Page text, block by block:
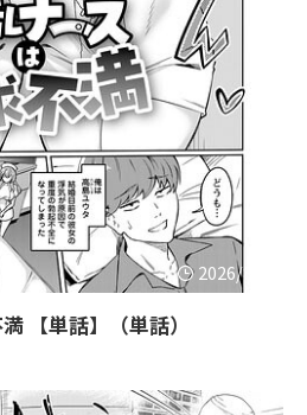
2026/8/3
【単話】（単話）